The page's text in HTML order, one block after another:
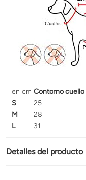
en cm Contorno cuello
S
25
M
28
L
31
Detalles del producto